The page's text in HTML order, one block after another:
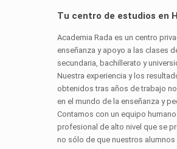
Tu centro de estudios en
Academia Rada es un centro
enseñanza y apoyo a las clases
secundaria, bachillerato y
Nuestra experiencia y los
obtenidos tras años de trabajo
en el mundo de la enseñanza y
Contamos con un equipo
profesional de alto nivel que se
no sólo de que nuestros alumnos